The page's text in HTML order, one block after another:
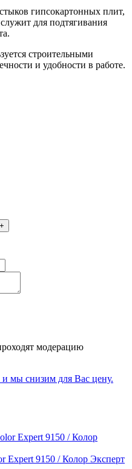
гипсокартонных плит,
для подтягивания
строительными
и удобности в работе.
+
модерацию
мы снизим для Вас цену.
Expert 9150 / Колор Эксперт